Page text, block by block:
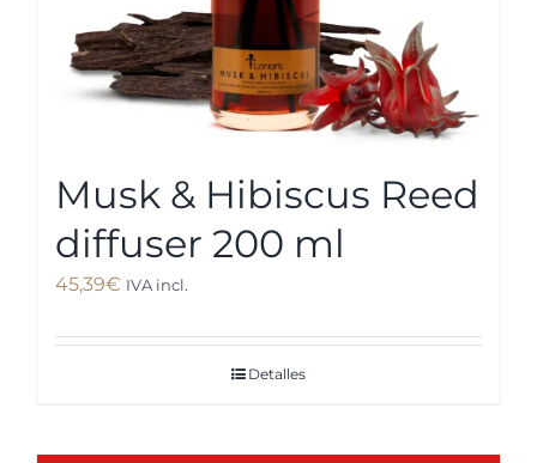
Musk & Hibiscus Reed
diffuser 200 ml
45,39€ IVA incl.
Detalles